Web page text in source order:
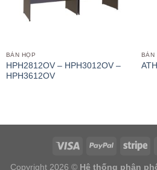
BÀN HỌP
HPH2812OV – HPH3012OV –
HPH3612OV
BÀN
Copyright 2026 © Hệ thống phân